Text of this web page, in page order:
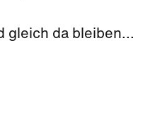
gleich da bleiben...